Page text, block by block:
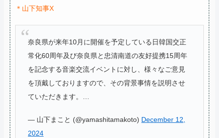
＊山下知事X
奈良県が来年10月に開催を予定している日韓国交正
常化60周年及び奈良県と忠清南道の友好提携15周年
を記念する音楽交流イベントに対し、様々なご意見
を頂戴しておりますので、その背景事情を説明させ
ていただきます。…
— 山下まこと (@yamashitamakoto) December 12,
2024